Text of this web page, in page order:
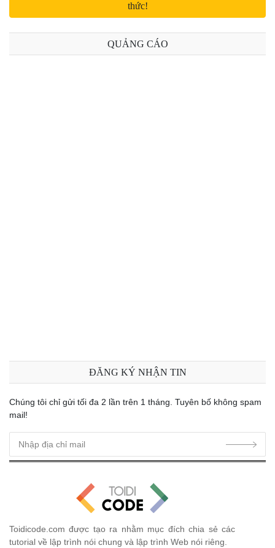
thức!
QUẢNG CÁO
ĐĂNG KÝ NHẬN TIN
Chúng tôi chỉ gửi tối đa 2 lần trên 1 tháng. Tuyên bố không spam
mail!
Toidicode.com được tạo ra nhằm mục đích chia sẻ các
tutorial về lập trình nói chung và lập trình Web nói riêng.